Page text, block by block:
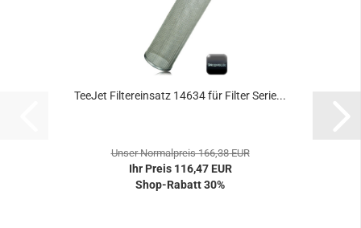
TeeJet Filtereinsatz 14634 für Filter Serie...
Unser Normalpreis 166,38 EUR
Ihr Preis 116,47 EUR
Shop-Rabatt 30%